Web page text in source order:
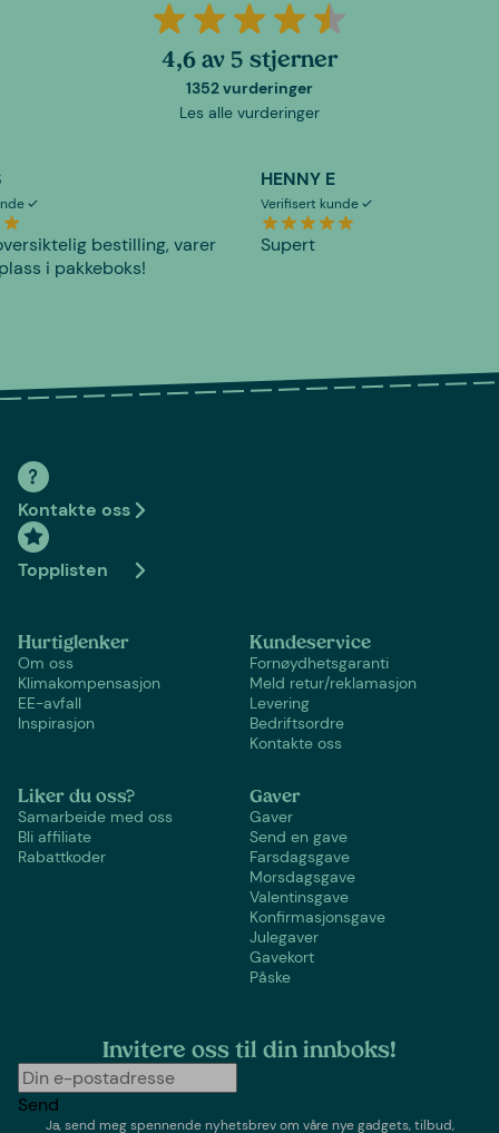
4,6 av 5 stjerner
1352 vurderinger
Les alle vurderinger
bestilling, varer
i pakkeboks!
HENNY E
Verifisert kunde
Supert
Kontakte oss
Topplisten
Hurtiglenker
Om oss
Klimakompensasjon
EE-avfall
Inspirasjon
Kundeservice
Fornøydhetsgaranti
Meld retur/reklamasjon
Levering
Bedriftsordre
Kontakte oss
Liker du oss?
Samarbeide med oss
Bli affiliate
Rabattkoder
Gaver
Gaver
Send en gave
Farsdagsgave
Morsdagsgave
Valentinsgave
Konfirmasjonsgave
Julegaver
Gavekort
Påske
Invitere oss til din innboks!
Send
Ja, send meg spennende nyhetsbrev om våre nye gadgets, tilbud,